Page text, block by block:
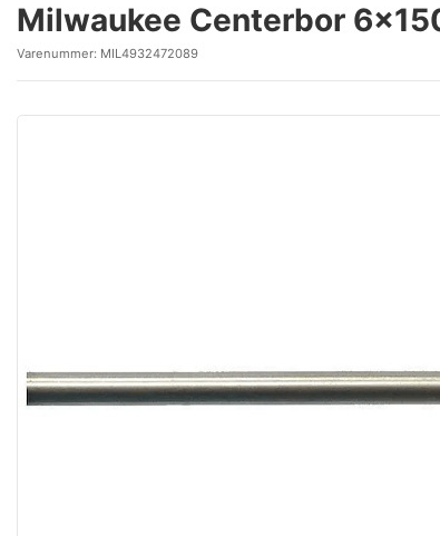
Milwaukee Centerbor
Varenummer: MIL4932472089